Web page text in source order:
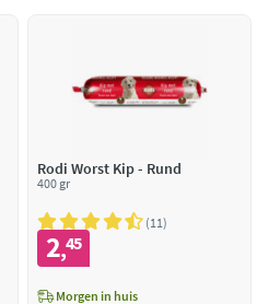
Rodi Worst Kip - Rund
400 gr
11
2,45
Morgen in huis